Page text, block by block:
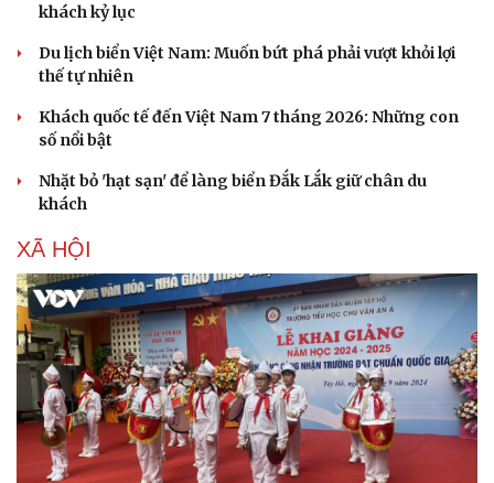
Sức khỏe
Dinh dưỡng - món ngon
Cây thuốc
Sản phụ khoa
Nhi khoa
Nam khoa
Làm đẹp - giảm cân
Phòng mạch online
Ăn sạch sống khỏe
Đời sống
khách kỷ lục
Du lịch biển Việt Nam: Muốn bứt phá phải vượt khỏi lợi
thế tự nhiên
Khách quốc tế đến Việt Nam 7 tháng 2026: Những con
số nổi bật
Nhặt bỏ 'hạt sạn' để làng biển Đắk Lắk giữ chân du
khách
XÃ HỘI